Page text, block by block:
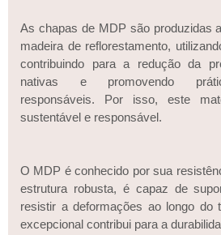
As chapas de MDP são produzidas
madeira de reflorestamento,
contribuindo para a redução da
nativas e promovendo
responsáveis. Por isso, este
sustentável e responsável.
O MDP é conhecido por sua
estrutura robusta, é capaz de
resistir a deformações ao longo do
excepcional contribui para a